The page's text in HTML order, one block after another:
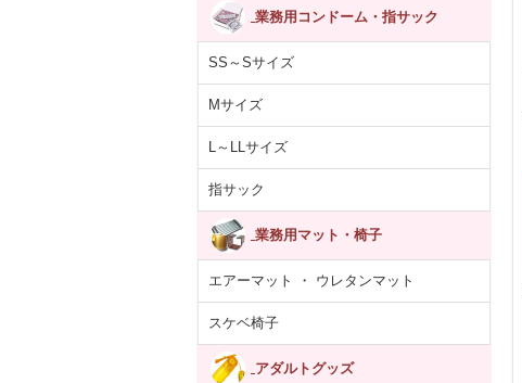
業務用コンドーム・指サック
SS～Sサイズ
Mサイズ
L～LLサイズ
指サック
業務用マット・椅子
エアーマット ・ ウレタンマット
スケベ椅子
アダルトグッズ